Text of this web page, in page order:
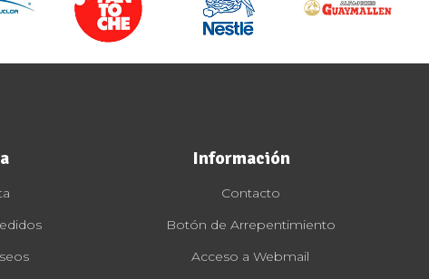
Información
Contacto
Botón de Arrepentimiento
Acceso a Webmail